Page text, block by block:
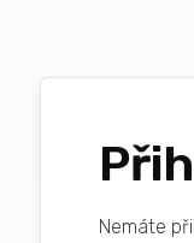
Nemáte